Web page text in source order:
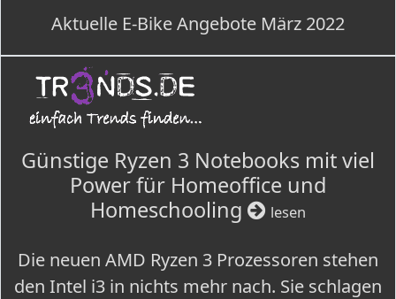
Aktuelle E-Bike Angebote März 2022
Günstige Ryzen 3 Notebooks mit viel
Power für Homeoffice und
Homeschooling
lesen
Die neuen AMD Ryzen 3 Prozessoren stehen
den Intel i3 in nichts mehr nach. Sie schlagen